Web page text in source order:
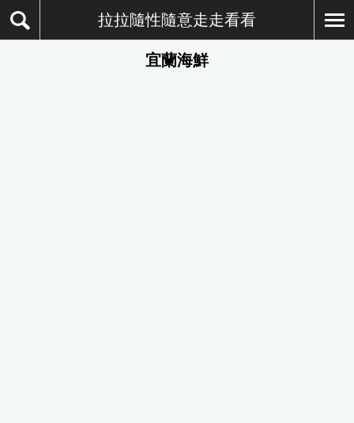
拉拉隨性隨意走走看看
宜蘭海鮮